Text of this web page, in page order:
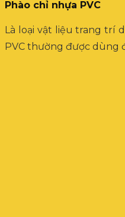
Phào chỉ nhựa PVC
Là loại vật liệu trang trí
PVC thường được dùng